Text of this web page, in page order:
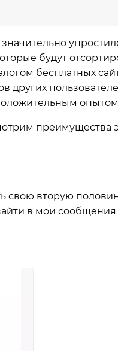
будут
бесплатных
других
преимущества
свою вторую
в мои